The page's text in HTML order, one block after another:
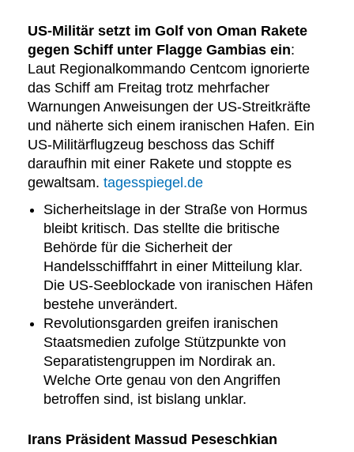
US-Militär setzt im Golf von Oman Rakete
gegen Schiff unter Flagge Gambias ein:
Laut Regionalkommando Centcom ignorierte
das Schiff am Freitag trotz mehrfacher
Warnungen Anweisungen der US-Streitkräfte
und näherte sich einem iranischen Hafen. Ein
US-Militärflugzeug beschoss das Schiff
daraufhin mit einer Rakete und stoppte es
gewaltsam. tagesspiegel.de
Sicherheitslage in der Straße von Hormus
bleibt kritisch. Das stellte die britische
Behörde für die Sicherheit der
Handelsschifffahrt in einer Mitteilung klar.
Die US-Seeblockade von iranischen Häfen
bestehe unverändert.
Revolutionsgarden greifen iranischen
Staatsmedien zufolge Stützpunkte von
Separatistengruppen im Nordirak an.
Welche Orte genau von den Angriffen
betroffen sind, ist bislang unklar.
Irans Präsident Massud Peseschkian